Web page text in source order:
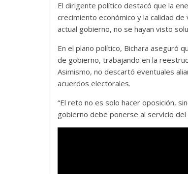
El dirigente político destacó que la
crecimiento económico y la calidad
actual gobierno, no se hayan visto
En el plano político, Bichara aseguró
de gobierno, trabajando en la
Asimismo, no descartó eventuales
acuerdos electorales.
“El reto no es solo hacer oposición,
gobierno debe ponerse al servicio del